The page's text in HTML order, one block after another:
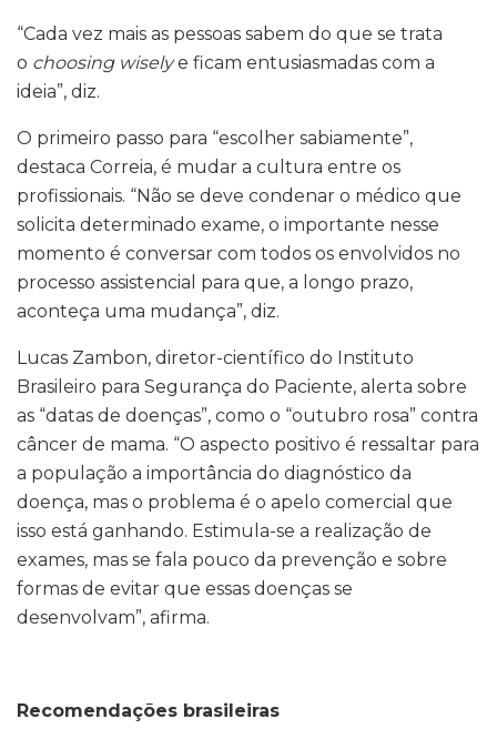
“Cada vez mais as pessoas sabem do que se trata
o choosing wiselye ficam entusiasmadas com a
ideia”, diz.
O primeiro passo para “escolher sabiamente”,
destaca Correia, é mudar a cultura entre os
profissionais. “Não se deve condenar o médico que
solicita determinado exame, o importante nesse
momento é conversar com todos os envolvidos no
processo assistencial para que, a longo prazo,
aconteça uma mudança”, diz.
Lucas Zambon, diretor-científico do Instituto
Brasileiro para Segurança do Paciente, alerta sobre
as “datas de doenças”, como o “outubro rosa” contra
câncer de mama. “O aspecto positivo é ressaltar para
a população a importância do diagnóstico da
doença, mas o problema é o apelo comercial que
isso está ganhando. Estimula-se a realização de
exames, mas se fala pouco da prevenção e sobre
formas de evitar que essas doenças se
desenvolvam”, afirma.
Recomendações brasileiras